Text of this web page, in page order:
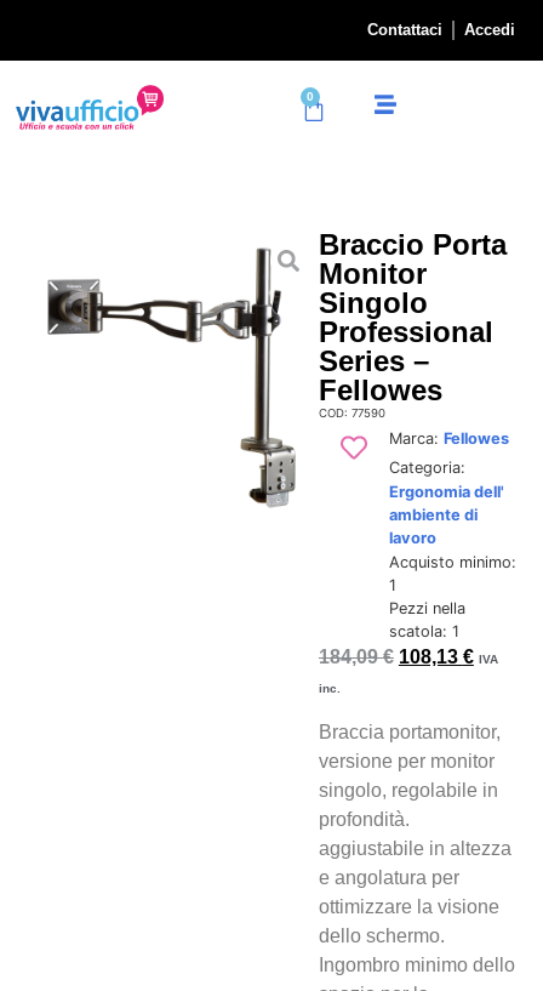
Contattaci Accedi
0
Braccio Porta
Monitor
Singolo
Professional
Series –
Fellowes
COD: 77590
Marca: Fellowes
Categoria:
Ergonomia dell'
ambiente di
lavoro
Acquisto minimo:
1
Pezzi nella
scatola: 1
184,09€ 108,13 € IVA
inc.
Braccia portamonitor,
versione per monitor
singolo, regolabile in
profondità.
aggiustabile in altezza
e angolatura per
ottimizzare la visione
dello schermo.
Ingombro minimo dello